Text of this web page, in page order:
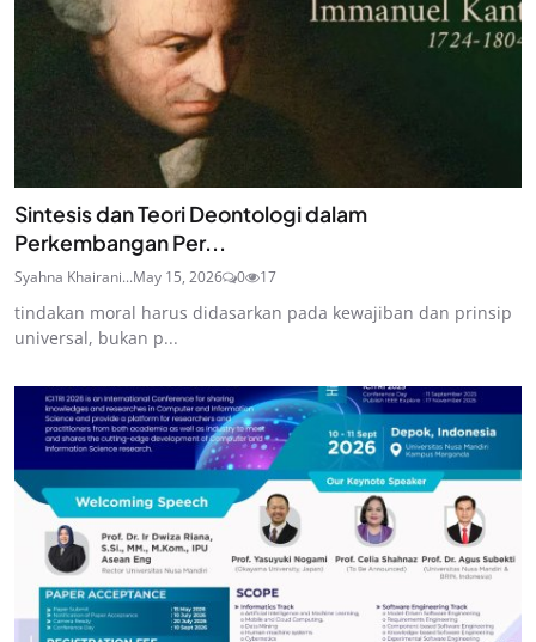
Sintesis dan Teori Deontologi dalam
Perkembangan Per...
Syahna Khairani...May 15, 2026 0 17
tindakan moral harus didasarkan pada kewajiban dan prinsip
universal, bukan p...